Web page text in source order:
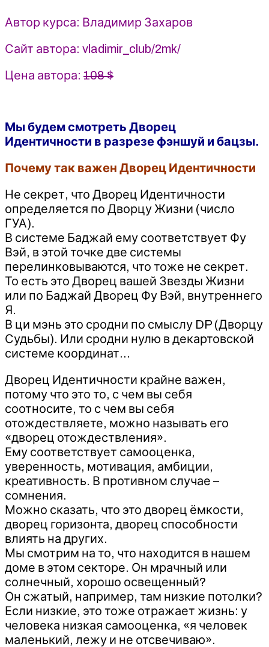
Владимир
Захаров
(2025)
Автор курса: Владимир Захаров
Сайт автора: vladimir_club/2mk/
Цена автора: 108 $
Мы будем смотреть Дворец
Идентичности в разрезе фэншуй и бацзы.
Почему так важен Дворец Идентичности
Не секрет, что Дворец Идентичности
определяется по Дворцу Жизни (число
ГУА).
В системе Баджай ему соответствует Фу
Вэй, в этой точке две системы
перелинковываются, что тоже не секрет.
То есть это Дворец вашей Звезды Жизни
или по Баджай Дворец Фу Вэй, внутреннего
Я.
В ци мэнь это сродни по смыслу DP (Дворцу
Судьбы). Или сродни нулю в декартовской
системе координат…
Дворец Идентичности крайне важен,
потому что это то, с чем вы себя
соотносите, то с чем вы себя
отождествляете, можно называть его
«дворец отождествления».
Ему соответствует самооценка,
уверенность, мотивация, амбиции,
креативность. В противном случае –
сомнения.
Можно сказать, что это дворец ёмкости,
дворец горизонта, дворец способности
влиять на других.
Мы смотрим на то, что находится в нашем
доме в этом секторе. Он мрачный или
солнечный, хорошо освещенный?
Он сжатый, например, там низкие потолки?
Если низкие, это тоже отражает жизнь: у
человека низкая самооценка, «я человек
маленький, лежу и не отсвечиваю».